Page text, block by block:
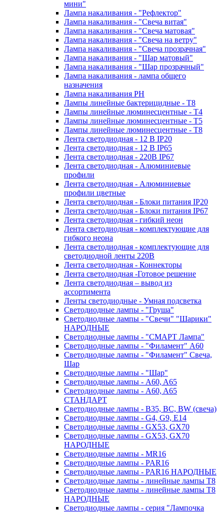
мини"
Лампа накаливания - "Рефлектор"
Лампа накаливания - "Свеча витая"
Лампа накаливания - "Свеча матовая"
Лампа накаливания - "Свеча на ветру"
Лампа накаливания - "Свеча прозрачная"
Лампа накаливания - "Шар матовый"
Лампа накаливания - "Шар прозрачный"
Лампа накаливания - лампа общего
назначения
Лампа накаливания РН
Лампы линейные бактерицидные - Т8
Лампы линейные люминесцентные - Т4
Лампы линейные люминесцентные - Т5
Лампы линейные люминесцентные - Т8
Лента светодиодная - 12 В IP20
Лента светодиодная - 12 В IP65
Лента светодиодная - 220В IP67
Лента светодиодная - Алюминиевые
профили
Лента светодиодная - Алюминиевые
профили цветные
Лента светодиодная - Блоки питания IP20
Лента светодиодная - Блоки питания IP67
Лента светодиодная - гибкий неон
Лента светодиодная - комплектующие для
гибкого неона
Лента светодиодная - комплектующие для
светодиодной ленты 220В
Лента светодиодная - Коннекторы
Лента светодиодная -Готовое решение
Лента светодиодная – вывод из
ассортимента
Ленты светодиодные - Умная подсветка
Светодиодные лампы - "Груша"
Светодиодные лампы - "Свечи" "Шарики"
НАРОДНЫЕ
Светодиодные лампы - "СМАРТ Лампа"
Светодиодные лампы - "Филамент" A60
Светодиодные лампы - "Филамент" Свеча,
Шар
Светодиодные лампы - "Шар"
Светодиодные лампы - A60, A65
Светодиодные лампы - A60, A65
СТАНДАРТ
Светодиодные лампы - B35, BC, BW (свеча)
Светодиодные лампы - G4, G9, Е14
Светодиодные лампы - GX53, GX70
Светодиодные лампы - GX53, GX70
НАРОДНЫЕ
Светодиодные лампы - MR16
Светодиодные лампы - PAR16
Светодиодные лампы - PAR16 НАРОДНЫЕ
Светодиодные лампы - линейные лампы T8
Светодиодные лампы - линейные лампы T8
НАРОДНЫЕ
Светодиодные лампы - серия "Лампочка